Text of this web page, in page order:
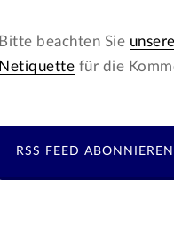
Bitte beachten Sie unsere
Netiquette für die
RSS FEED ABONNIEREN